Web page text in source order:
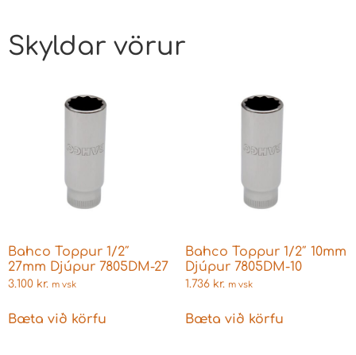
Skyldar vörur
Bahco Toppur 1/2″
27mm Djúpur 7805DM-27
3.100 kr. m vsk
Bæta við körfu
Bahco Toppur 1/2″ 10mm
Djúpur 7805DM-10
1.736 kr. m vsk
Bæta við körfu